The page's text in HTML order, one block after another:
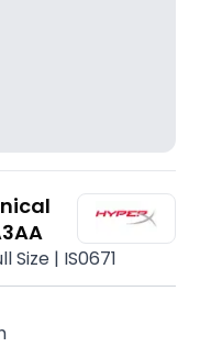
Size | IS0671